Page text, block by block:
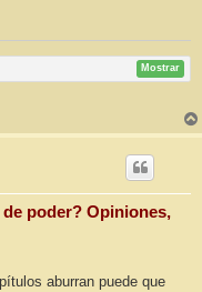
Mostrar
poder? Opiniones,
aburran puede que